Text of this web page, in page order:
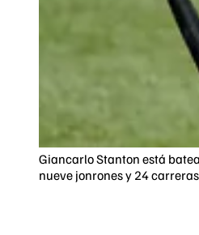
Giancarlo Stanton está
nueve jonrones y 24